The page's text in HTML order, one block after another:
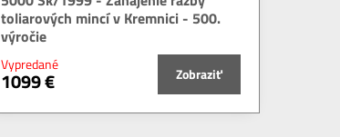
toliarových mincí v Kremnici - 500.
výročie
Vypredané
1099 € Zobraziť